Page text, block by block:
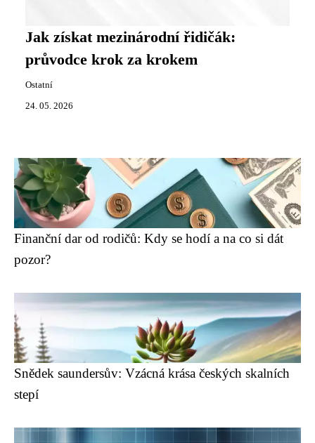
Jak získat mezinárodní řidičák:
průvodce krok za krokem
Ostatní
24. 05. 2026
Finanční dar od rodičů: Kdy se hodí a na co si dát
pozor?
Snědek saundersův: Vzácná krása českých skalních
stepí